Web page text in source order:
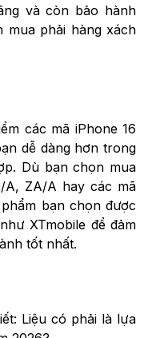
và còn bảo hành
mua phải hàng xách
các mã iPhone 16
dễ dàng hơn trong
Dù bạn chọn mua
A, ZA/A hay các mã
bạn chọn được
XTmobile để đảm
tốt nhất.
Liệu có phải là lựa